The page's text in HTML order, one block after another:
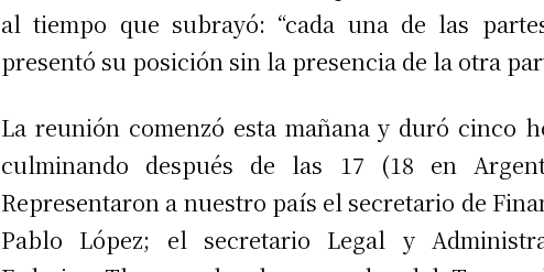
al tiempo que subrayó: “cada una de las
presentó su posición sin la presencia de la otra
La reunión comenzó esta mañana y duró cinco
culminando después de las 17 (18 en
Representaron a nuestro país el secretario de
Pablo López; el secretario Legal y